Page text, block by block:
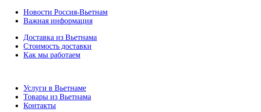
Новости Россия-Вьетнам
Важная информация
Доставка из Вьетнама
Стоимость доставки
Как мы работаем
Услуги в Вьетнаме
Товары из Вьетнама
Контакты